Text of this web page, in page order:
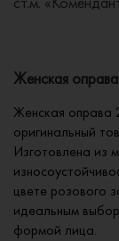
Женская
Женская оправа
оригинальный
Изготовлена из
цвете розового
идеальным
формой лица.